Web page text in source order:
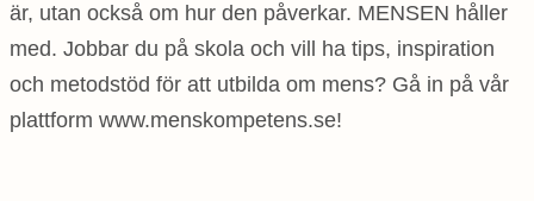
är, utan också om hur den påverkar. MENSEN håller
med. Jobbar du på skola och vill ha tips, inspiration
och metodstöd för att utbilda om mens? Gå in på vår
plattform www.menskompetens.se!